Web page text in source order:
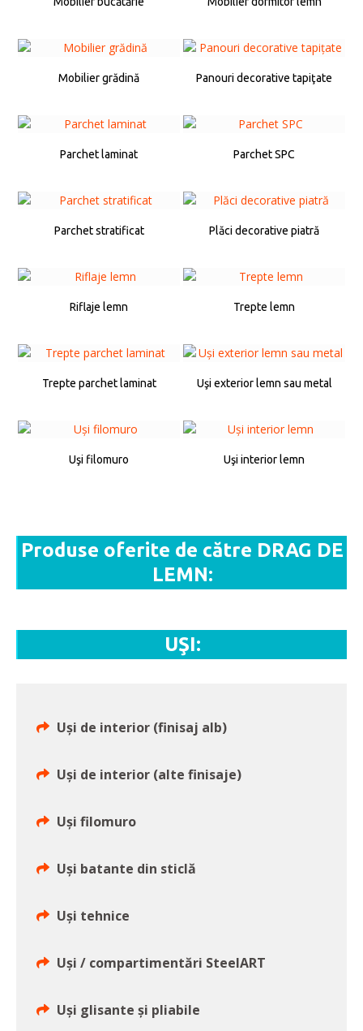
Mobilier grădină Panouri decorative tapiţate
Parchet laminat Parchet SPC
Parchet stratificat Plăci decorative piatră
Riflaje lemn Trepte lemn
Trepte parchet laminat Uşi exterior lemn sau metal
Uşi filomuro Uşi interior lemn
Produse oferite de către DRAG DE
LEMN:
UŞI:
Uși de interior (finisaj alb)
Uși de interior (alte finisaje)
Uși filomuro
Uși batante din sticlă
Uși tehnice
Uși / compartimentări SteelART
Uși glisante și pliabile